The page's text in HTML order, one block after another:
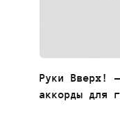
Руки Вверх!
аккорды для